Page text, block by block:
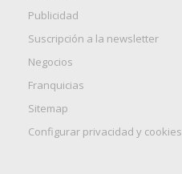
Publicidad
Suscripción a la newsletter
Negocios
Franquicias
Sitemap
Configurar privacidad y cookies